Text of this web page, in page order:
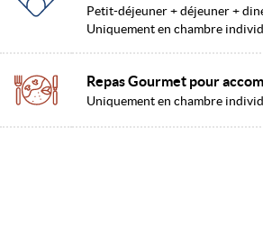
Petit-déjeuner + déjeuner +
Uniquement en chambre
Repas Gourmet pour
Uniquement en chambre